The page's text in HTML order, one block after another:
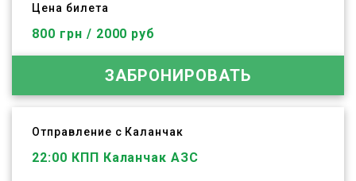
Цена билета
800 грн / 2000 руб
ЗАБРОНИРОВАТЬ
Отправление с Каланчак
22:00 КПП Каланчак АЗС